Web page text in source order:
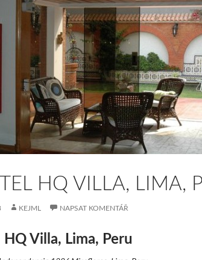
HQ VILLA, LIMA,
KEJML NAPSAT KOMENTÁŘ
Villa, Lima, Peru